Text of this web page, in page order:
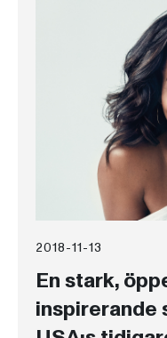
2018-11-13
En stark,
inspirerande